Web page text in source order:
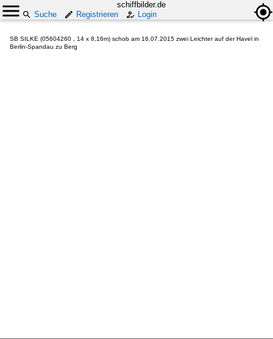
schiffbilder.de
Suche
Registrieren Login
SB SILKE (05604260 , 14 x 8,16m) schob am 16.07.2015 zwei Leichter auf der Havel in
Berlin-Spandau zu Berg